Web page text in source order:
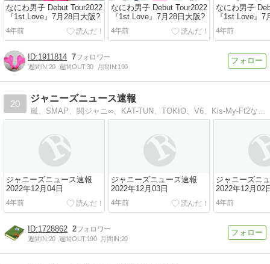
なにわ男子 Debut Tour2022
『1st Love』7月28日大阪?
4年前
なにわ男子 Debut Tour2022
『1st Love』7月28日大阪?
4年前
なにわ男子
『1st Love』7
4年前
1911814 7
週間IN:20 週間OUT:30 月間IN:190
20
ジャニーズニュース速報
ジャニーズニュース速報
2022年12月04日
4年前
ジャニーズニュース速報
2022年12月03日
4年前
ジャニーズニ
2022年12月02
4年前
1728862 2
週間IN:20 週間OUT:190 月間IN:20